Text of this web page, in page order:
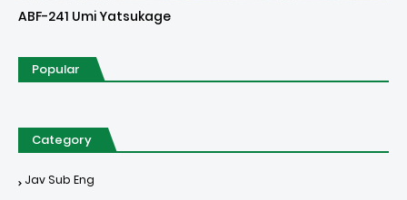
Uncensored
ABF-241 Umi Yatsukage
Popular
Category
Jav Sub Eng